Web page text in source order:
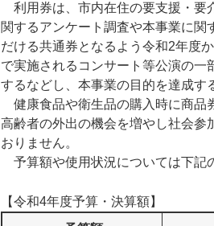
利用券は、市内在住の要支援・要
関するアンケート調査や本事業に関
だける共通券となるよう令和2年度
で実施されるコンサート等公演の
するなどし、本事業の目的を達成す
健康食品や衛生品の購入時に商品
高齢者の外出の機会を増やし社会参
おりません。
予算額や使用状況については下記
【令和4年度予算・決算額】